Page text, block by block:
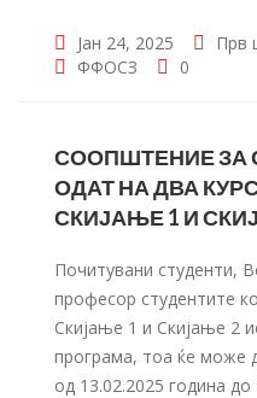
Јан 24, 2025 Прв
ФФОСЗ
0
СООПШТЕНИЕ ЗА
ОДАТ НА ДВА
СКИЈАЊЕ 1 И
Почитувани студенти,
професор студентите
Скијање 1 и Скијање 2
програма, тоа ќе може
од 13.02.2025 година